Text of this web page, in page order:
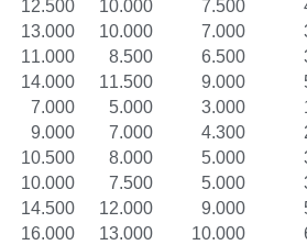
10.000
12.500
15.000
10.000
13.000
16.000
8.500
11.000
13.500
11.500
14.000
16.500
5.000
7.000
9.500
7.000
9.000
11.000
8.000
10.500
13.000
7.500
10.000
12.500
12.000
14.500
17.000
13.000
16.000
19.000